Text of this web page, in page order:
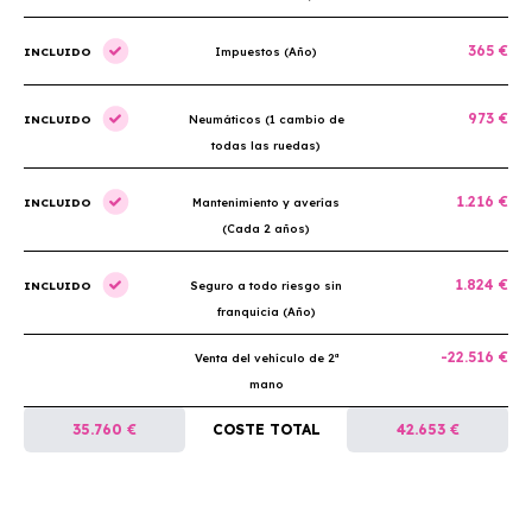
INCLUIDO Impuestos (Año) 365 €
INCLUIDO
Neumáticos (1 cambio de
todas las ruedas)
973 €
INCLUIDO
Mantenimiento y averías
(Cada 2 años)
1.216 €
INCLUIDO
Seguro a todo riesgo sin
franquicia (Año)
1.824 €
Venta del vehículo de 2ª
mano
-22.516 €
35.760 € COSTE TOTAL 42.653 €